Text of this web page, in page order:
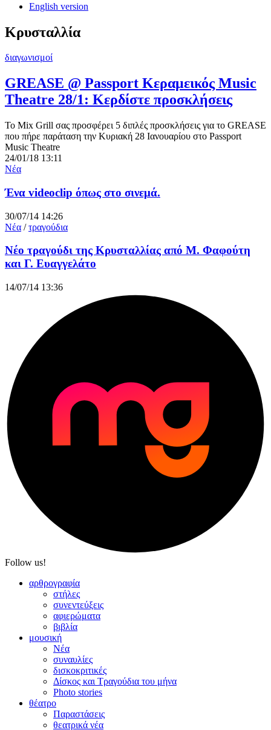
English version
Κρυσταλλία
διαγωνισμοί
GREASE @ Passport Κεραμεικός Music
Theatre 28/1: Κερδίστε προσκλήσεις
To Mix Grill σας προσφέρει 5 διπλές προσκλήσεις για το GREASE
που πήρε παράταση την Κυριακή 28 Ιανουαρίου στο Passport
Music Theatre
24/01/18 13:11
Νέα
Ένα videoclip όπως στο σινεμά.
30/07/14 14:26
Νέα /τραγούδια
Νέο τραγούδι της Κρυσταλλίας από Μ. Φαφούτη
και Γ. Ευαγγελάτο
14/07/14 13:36
Follow us!
αρθρογραφία
στήλες
συνεντεύξεις
αφιερώματα
βιβλία
μουσική
Νέα
συναυλίες
δισκοκριτικές
Δίσκος και Τραγούδια του μήνα
Photo stories
θέατρο
Παραστάσεις
θεατρικά νέα